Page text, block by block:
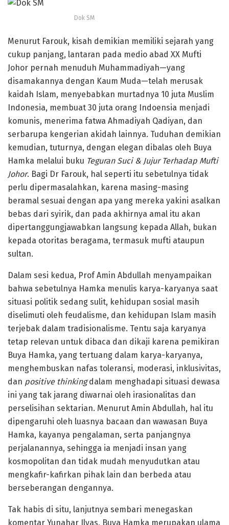
Dok SM
Menurut Farouk, kisah demikian memiliki sejarah yang
cukup panjang, lantaran pada medio abad XX Mufti
Johor pernah menuduh Muhammadiyah—yang
disamakannya dengan Kaum Muda—telah merusak
kaidah Islam, menyebabkan murtadnya 10 juta Muslim
Indonesia, membuat 30 juta orang Indoensia menjadi
komunis, menerima fatwa Ahmadiyah Qadiyan, dan
serbarupa kengerian akidah lainnya. Tuduhan demikian
kemudian, tuturnya, dengan elegan dibalas oleh Buya
Hamka melalui buku Teguran Suci & Jujur Terhadap Mufti
Johor. Bagi Dr Farouk, hal seperti itu sebetulnya tidak
perlu dipermasalahkan, karena masing-masing
beramal sesuai dengan apa yang mereka yakini asalkan
bebas dari syirik, dan pada akhirnya amal itu akan
dipertanggungjawabkan langsung kepada Allah, bukan
kepada otoritas beragama, termasuk mufti ataupun
sultan.
Dalam sesi kedua, Prof Amin Abdullah menyampaikan
bahwa sebetulnya Hamka menulis karya-karyanya saat
situasi politik sedang sulit, kehidupan sosial masih
diselimuti oleh feudalisme, dan kehidupan Islam masih
terjebak dalam tradisionalisme. Tentu saja karyanya
tetap relevan untuk dibaca dan dikaji karena pemikiran
Buya Hamka, yang tertuang dalam karya-karyanya,
menghembuskan nafas toleransi, moderasi, inklusivitas,
dan positive thinkingdalam menghadapi situasi dewasa
ini yang tak jarang diwarnai oleh irasionalitas dan
perselisihan sektarian. Menurut Amin Abdullah, hal itu
dipengaruhi oleh luasnya bacaan dan wawasan Buya
Hamka, kayanya pengalaman, serta panjangnya
perjalanannya, sehingga ia menjadi insan yang
kosmopolitan dan tidak mudah menyudutkan atau
mengkafir-kafirkan pihak lain dan berbeda atau
berseberangan dengannya.
Tak habis di situ, lanjutnya sembari menegaskan
komentar Yunahar Ilyas, Buya Hamka merupakan ulama